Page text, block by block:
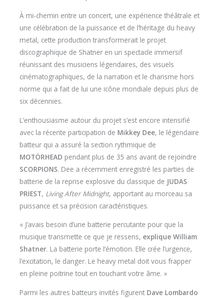
À mi-chemin entre un concert, une expérience théâtrale et
une célébration de la puissance et de l’héritage du heavy
metal, cette production transformerait le projet
discographique de Shatner en un spectacle immersif
réunissant des musiciens légendaires, des visuels
cinématographiques, de la narration et le charisme hors
norme qui a fait de lui une icône mondiale depuis plus de
six décennies.
L’enthousiasme autour du projet s’est encore intensifié
avec la récente participation de Mikkey Dee, le légendaire
batteur qui a assuré la section rythmique de
MOTÖRHEAD pendant plus de 35 ans avant de rejoindre
SCORPIONS. Dee a récemment enregistré les parties de
batterie de la reprise explosive du classique de JUDAS
PRIEST, Living After Midnight, apportant au morceau sa
puissance et sa précision caractéristiques.
« J’avais besoin d’une batterie percutante pour que la
musique transmette ce que je ressens, explique William
Shatner. La batterie porte l’émotion. Elle crée l’urgence,
l’excitation, le danger. Le heavy metal doit vous frapper
en pleine poitrine tout en touchant votre âme. »
Parmi les autres batteurs invités figurent Dave Lombardo